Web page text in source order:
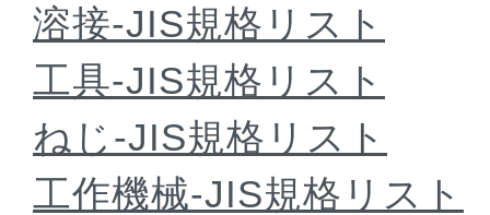
溶接-JIS規格リスト
工具-JIS規格リスト
ねじ-JIS規格リスト
工作機械-JIS規格リスト